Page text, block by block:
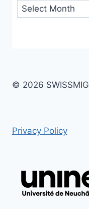
Archives
© 2026 SWISSMIG
Privacy Policy